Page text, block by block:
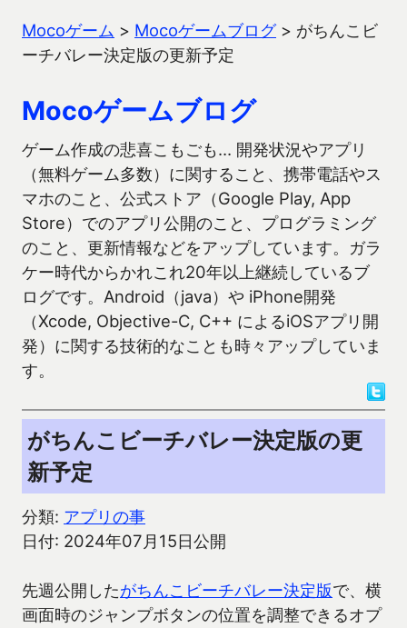
Mocoゲーム > Mocoゲームブログ> がちんこビ
ーチバレー決定版の更新予定
Mocoゲームブログ
ゲーム作成の悲喜こもごも… 開発状況やアプリ
（無料ゲーム多数）に関すること、携帯電話やス
マホのこと、公式ストア（Google Play, App
Store）でのアプリ公開のこと、プログラミング
のこと、更新情報などをアップしています。ガラ
ケー時代からかれこれ20年以上継続しているブ
ログです。Android（java）や iPhone開発
（Xcode, Objective-C, C++ によるiOSアプリ開
発）に関する技術的なことも時々アップしていま
す。
がちんこビーチバレー決定版の更
新予定
分類: アプリの事
日付: 2024年07月15日公開
先週公開したがちんこビーチバレー決定版で、横
画面時のジャンプボタンの位置を調整できるオプ